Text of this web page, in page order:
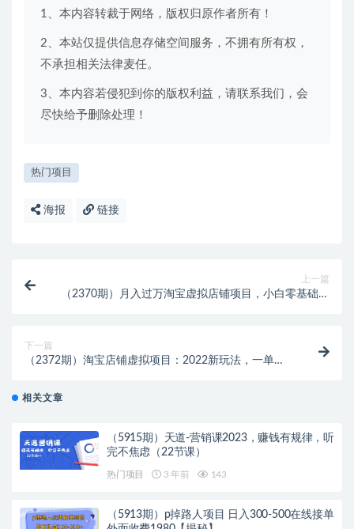
1、本内容转裁于网络，版权归原作者所有！
2、本站仅提供信息存储空间服务，不拥有所有权，
不承担相关法律麦任。
3、本内容若侵犯到你的版权利益，请联系我们，会
尽快给予删除处理！
热门项目
海报 链接
上一篇
（2370期）月入过万淘宝虚拟店铺项目，小白零基础零
下一篇
（2372期）淘宝店铺虚拟项目：2022新玩法，一单几
相关文章
（5915期）天道-营销课2023，赚钱有规律，听
完不焦虑（22节课）
热门项目 3 年前 143
（5913期）p掉路人项目 日入300-500在线接单